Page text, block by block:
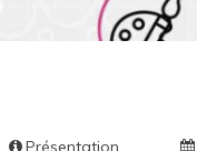
Présentation